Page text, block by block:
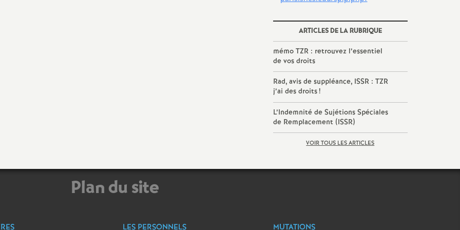
ARTICLES DE LA RUBRIQUE
mémo TZR : retrouvez l’essentiel
de vos droits
Rad, avis de suppléance, ISSR : TZR
j’ai des droits!
L’Indemnité de Sujétions Spéciales
de Remplacement (ISSR)
VOIR TOUS LES ARTICLES
Plan du site
LES PERSONNELS MUTATIONS